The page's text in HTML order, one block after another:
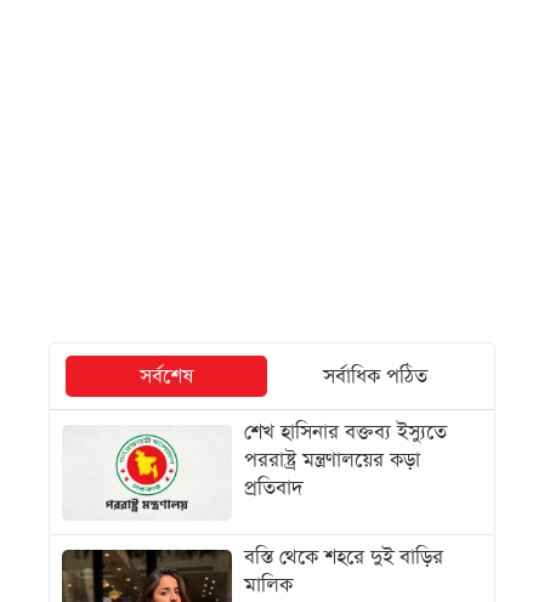
সর্বশেষ
সর্বাধিক পঠিত
শেখ হাসিনার বক্তব্য ইস্যুতে
পররাষ্ট্র মন্ত্রণালয়ের কড়া
প্রতিবাদ
বস্তি থেকে শহরে দুই বাড়ির
মালিক